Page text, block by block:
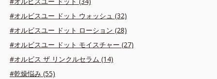
#オルビスユー ドット ウォッシュ (32)
#オルビスユー ドット ローション (28)
#オルビスユー ドット モイスチャー (27)
#オルビス ザ リンクルセラム (14)
#乾燥悩み (55)